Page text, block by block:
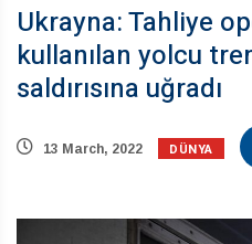
Ukrayna: Tahliye
kullanılan yolcu
saldırısına uğradı
13 March, 2022 DÜNYA